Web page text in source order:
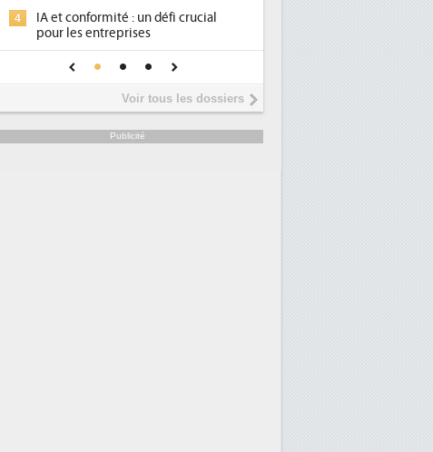
crucial
place pour répondre à...
Phocea DC dans les cordes pour la
DEE
Interview de Fabrice Coquio,
président de Digital Realty...
6
Trimestriels IBM : L'activité logicielle
soutient les...
Voir tous les dossiers
Publicité